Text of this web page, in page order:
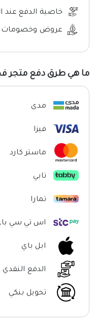
خاصية الدفع عند
عروض وخصومات
ما هي طرق دفع متجر
مدى
فيزا
ماستر كارد
تابي
تمارا
اس تي سي
ابل باي
الدفع النقدي
تحويل بنكي